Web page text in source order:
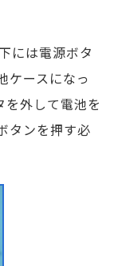
には電源ボタ
ケースになっ
を外して電池を
タンを押す必